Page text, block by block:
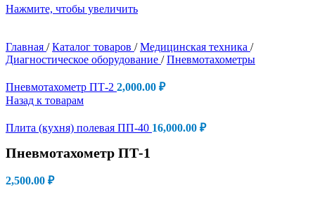
Нажмите, чтобы увеличить
Главная / Каталог товаров / Медицинская техника /
Диагностическое оборудование / Пневмотахометры
Пневмотахометр ПТ-2 2,000.00 ₽
Назад к товарам
Плита (кухня) полевая ПП-40 16,000.00 ₽
Пневмотахометр ПТ-1
2,500.00 ₽